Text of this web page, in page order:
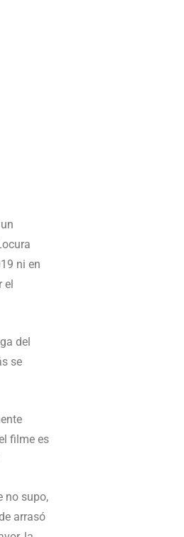
ni en
el
del
se
filme es
no supo,
arrasó